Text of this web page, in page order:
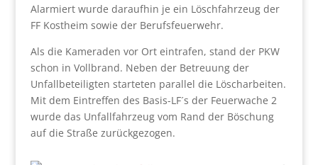
Alarmiert wurde daraufhin je ein Löschfahrzeug der
FF Kostheim sowie der Berufsfeuerwehr.
Als die Kameraden vor Ort eintrafen, stand der PKW
schon in Vollbrand. Neben der Betreuung der
Unfallbeteiligten starteten parallel die Löscharbeiten.
Mit dem Eintreffen des Basis-LF´s der Feuerwache 2
wurde das Unfallfahrzeug vom Rand der Böschung
auf die Straße zurückgezogen.